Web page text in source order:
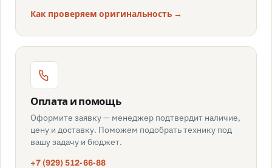
Как проверяем оригинальность →
Оплата и помощь
Оформите заявку — менеджер подтвердит наличие,
цену и доставку. Поможем подобрать технику под
вашу задачу и бюджет.
+7 (929) 512-66-88